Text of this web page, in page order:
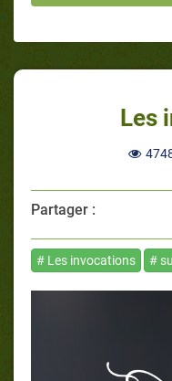
Les
Partager :
# Les invocations #